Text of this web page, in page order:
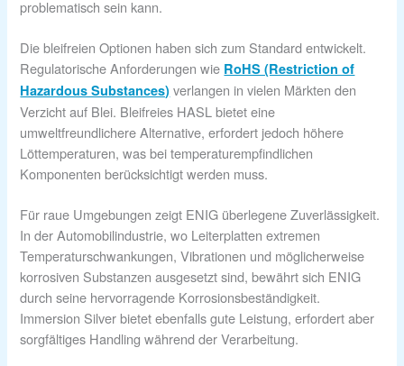
problematisch sein kann.
Die bleifreien Optionen haben sich zum Standard entwickelt.
Regulatorische Anforderungen wie RoHS (Restriction of
Hazardous Substances) verlangen in vielen Märkten den
Verzicht auf Blei. Bleifreies HASL bietet eine
umweltfreundlichere Alternative, erfordert jedoch höhere
Löttemperaturen, was bei temperaturempfindlichen
Komponenten berücksichtigt werden muss.
Für raue Umgebungen zeigt ENIG überlegene Zuverlässigkeit.
In der Automobilindustrie, wo Leiterplatten extremen
Temperaturschwankungen, Vibrationen und möglicherweise
korrosiven Substanzen ausgesetzt sind, bewährt sich ENIG
durch seine hervorragende Korrosionsbeständigkeit.
Immersion Silver bietet ebenfalls gute Leistung, erfordert aber
sorgfältiges Handling während der Verarbeitung.